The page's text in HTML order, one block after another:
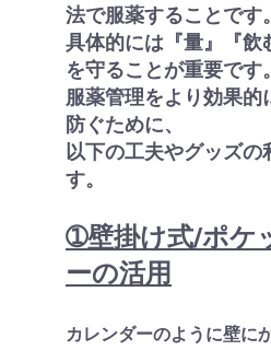
法で服薬することです。
具体的には『量』『飲
を守ることが重要です。
服薬管理をより効果的
防ぐために、
以下の工夫やグッズの
す。
➀壁掛け式/ポケ
ーの活用
カレンダーのように壁に